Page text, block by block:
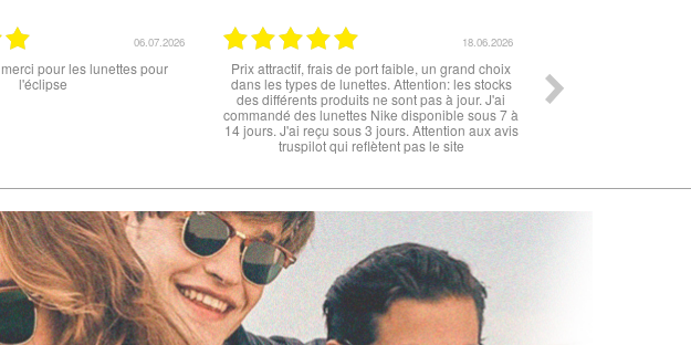
18.06.2026
Prix attractif, frais de port faible, un grand choix
dans les types de lunettes. Attention: les stocks
des différents produits ne sont pas à jour. J'ai
commandé des lunettes Nike disponible sous 7 à
14 jours. J'ai reçu sous 3 jours. Attention aux avis
truspilot qui reflètent pas le site
tout est parfait , que ce soit le produit commandé
ou la livraison . merci